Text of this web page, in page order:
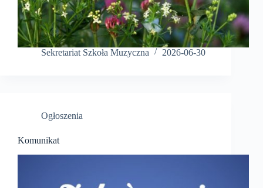
Sekretariat Szkoła Muzyczna 2026-06-30
Ogłoszenia
Komunikat